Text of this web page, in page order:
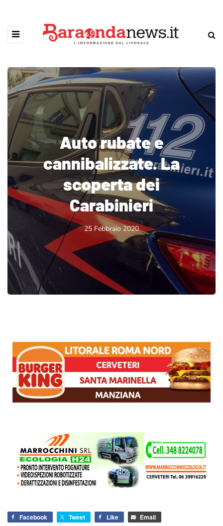
Auto rubate e
cannibalizzate. La
scoperta dei
Carabinieri
25 Febbraio 2020
Facebook Tweet Like Email